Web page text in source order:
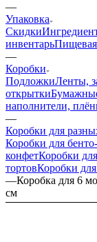
—
Упаковка
Скидки
инвентарьПищевая
—
Коробки
ПодложкиЛенты,
открытки
наполнители,
—
Коробки для
Коробки для
конфетКоробки
тортовКоробки
—Коробка для 6
см